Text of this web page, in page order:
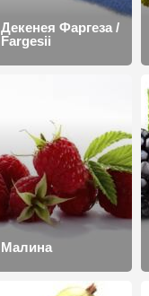
Декенея Фаргеза /
Fargesii
Малина